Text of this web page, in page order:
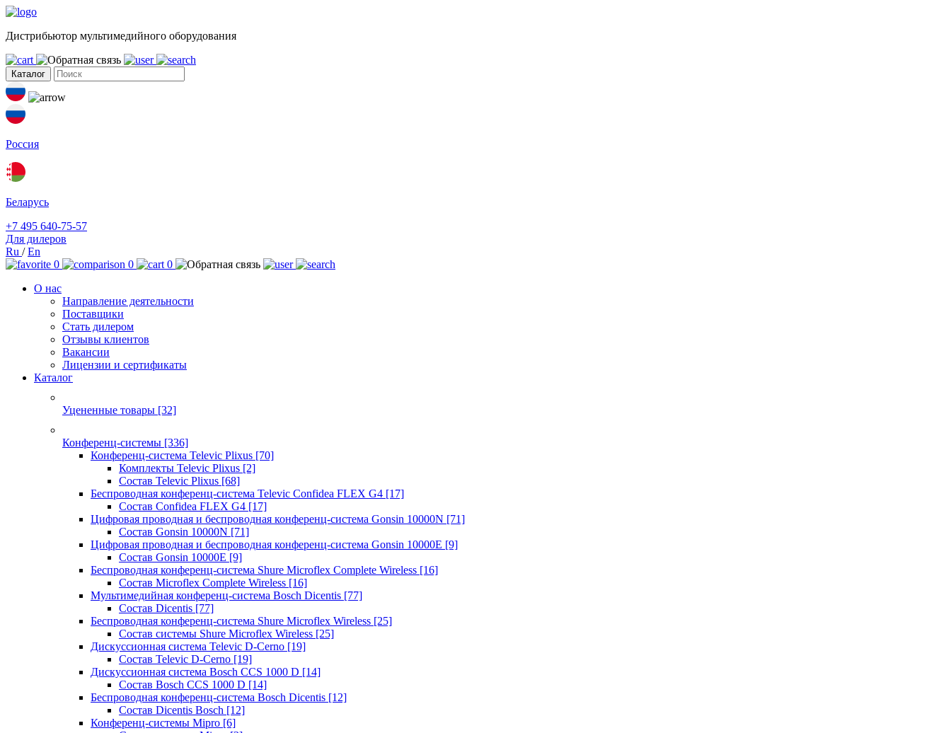
Дистрибьютор мультимедийного оборудования
Каталог
Россия
Беларусь
+7 495 640-75-57
Для дилеров
Ru /En
0
0
0
О нас
Направление деятельности
Поставщики
Стать дилером
Отзывы клиентов
Вакансии
Лицензии и сертификаты
Каталог
Уцененные товары [32]
Конференц-системы [336]
Конференц-система Televic Plixus [70]
Комплекты Televic Plixus [2]
Состав Televic Plixus [68]
Беспроводная конференц-система Televic Confidea FLEX G4 [17]
Состав Confidea FLEX G4 [17]
Цифровая проводная и беспроводная конференц-система Gonsin 10000N [71]
Состав Gonsin 10000N [71]
Цифровая проводная и беспроводная конференц-система Gonsin 10000E [9]
Состав Gonsin 10000E [9]
Беспроводная конференц-система Shure Microflex Complete Wireless [16]
Состав Microflex Complete Wireless [16]
Мультимедийная конференц-система Bosch Dicentis [77]
Состав Dicentis [77]
Беспроводная конференц-система Shure Microflex Wireless [25]
Состав системы Shure Microflex Wireless [25]
Дискуссионная система Televic D-Cerno [19]
Состав Televic D-Cerno [19]
Дискуссионная система Bosch CCS 1000 D [14]
Состав Bosch CCS 1000 D [14]
Беспроводная конференц-система Bosch Dicentis [12]
Состав Dicentis Bosch [12]
Конференц-системы Mipro [6]